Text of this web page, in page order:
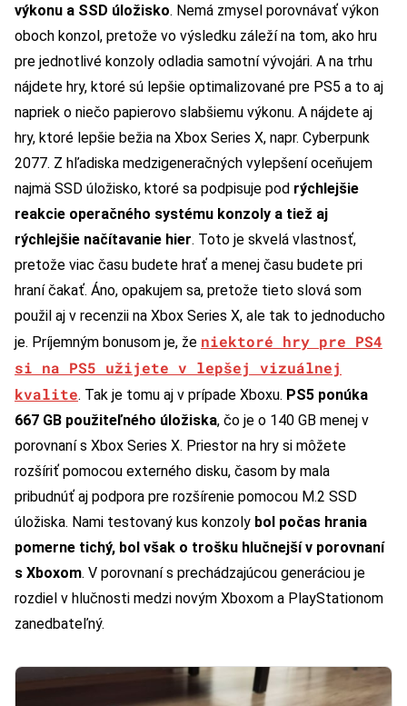
výkonu a SSD úložisko. Nemá zmysel porovnávať výkon
oboch konzol, pretože vo výsledku záleží na tom, ako hru
pre jednotlivé konzoly odladia samotní vývojári. A na trhu
nájdete hry, ktoré sú lepšie optimalizované pre PS5 a to aj
napriek o niečo papierovo slabšiemu výkonu. A nájdete aj
hry, ktoré lepšie bežia na Xbox Series X, napr. Cyberpunk
2077. Z hľadiska medzigeneračných vylepšení oceňujem
najmä SSD úložisko, ktoré sa podpisuje pod rýchlejšie
reakcie operačného systému konzoly a tiež aj
rýchlejšie načítavanie hier. Toto je skvelá vlastnosť,
pretože viac času budete hrať a menej času budete pri
hraní čakať. Áno, opakujem sa, pretože tieto slová som
použil aj v recenzii na Xbox Series X, ale tak to jednoducho
je. Príjemným bonusom je, že niektoré hry pre PS4
si na PS5 užijete v lepšej vizuálnej
kvalite. Tak je tomu aj v prípade Xboxu. PS5 ponúka
667 GB použiteľného úložiska, čo je o 140 GB menej v
porovnaní s Xbox Series X. Priestor na hry si môžete
rozšíriť pomocou externého disku, časom by mala
pribudnúť aj podpora pre rozšírenie pomocou M.2 SSD
úložiska. Nami testovaný kus konzoly bol počas hrania
pomerne tichý, bol však o trošku hlučnejší v porovnaní
s Xboxom. V porovnaní s prechádzajúcou generáciou je
rozdiel v hlučnosti medzi novým Xboxom a PlayStationom
zanedbateľný.